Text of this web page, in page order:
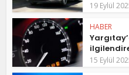
19 Eylül
HABER
15 Eylül